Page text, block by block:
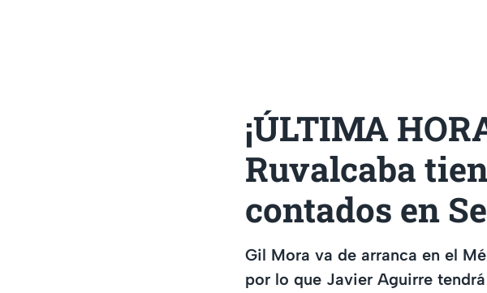
¡ÚLTIMA
Ruvalcaba
contados en
Gil Mora va de arranca en el
por lo que Javier Aguirre